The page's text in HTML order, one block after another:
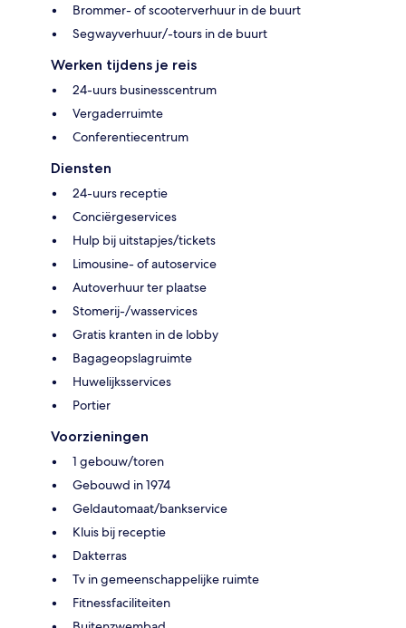
Brommer- of scooterverhuur in de buurt
Segwayverhuur/-tours in de buurt
Werken tijdens je reis
24-uurs businesscentrum
Vergaderruimte
Conferentiecentrum
Diensten
24-uurs receptie
Conciërgeservices
Hulp bij uitstapjes/tickets
Limousine- of autoservice
Autoverhuur ter plaatse
Stomerij-/wasservices
Gratis kranten in de lobby
Bagageopslagruimte
Huwelijksservices
Portier
Voorzieningen
1 gebouw/toren
Gebouwd in 1974
Geldautomaat/bankservice
Kluis bij receptie
Dakterras
Tv in gemeenschappelijke ruimte
Fitnessfaciliteiten